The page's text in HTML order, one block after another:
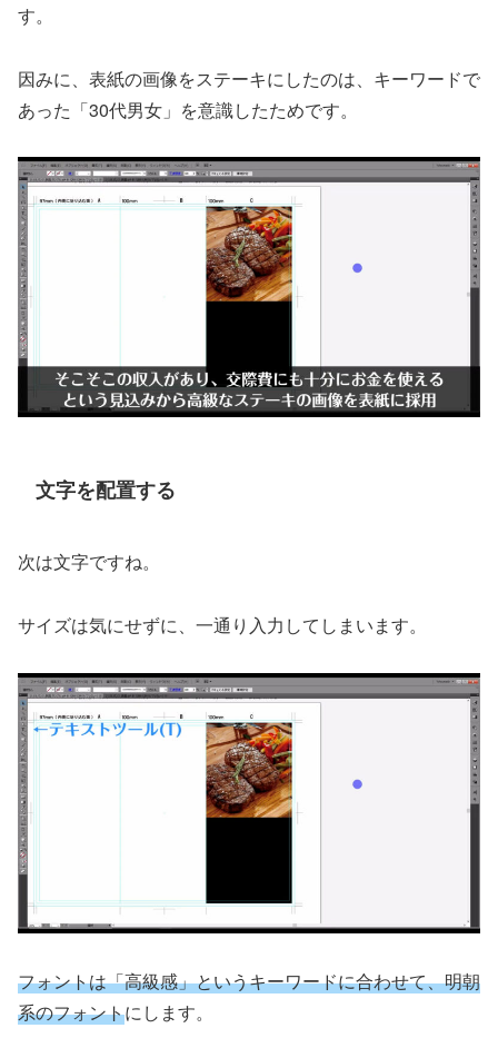
す。
因みに、表紙の画像をステーキにしたのは、キーワードで
あった「30代男女」を意識したためです。
文字を配置する
次は文字ですね。
サイズは気にせずに、一通り入力してしまいます。
フォントは「高級感」というキーワードに合わせて、明朝
系のフォントにします。